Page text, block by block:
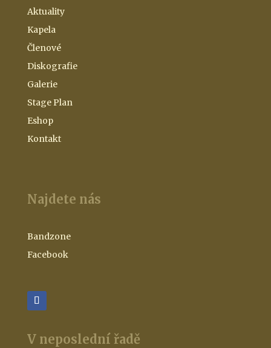
Aktuality
Kapela
Členové
Diskografie
Galerie
Stage Plan
Eshop
Kontakt
Najdete nás
Bandzone
Facebook
V neposlední řadě